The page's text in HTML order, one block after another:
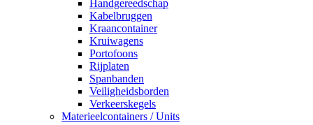
Handgereedschap
Kabelbruggen
Kraancontainer
Kruiwagens
Portofoons
Rijplaten
Spanbanden
Veiligheidsborden
Verkeerskegels
Materieelcontainers / Units